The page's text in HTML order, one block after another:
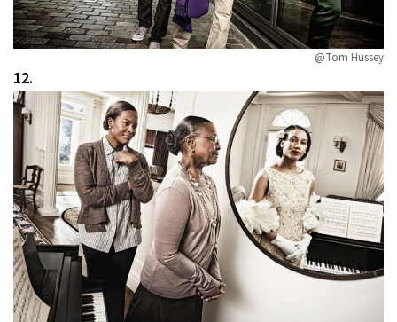
@Tom Hussey
12.